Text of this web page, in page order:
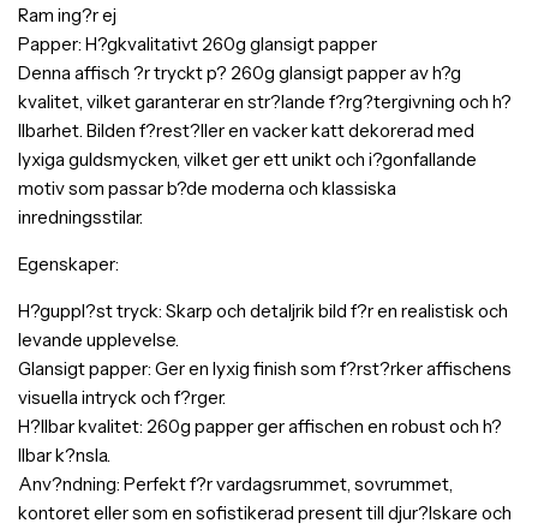
Ram ing?r ej
Papper: H?gkvalitativt 260g glansigt papper
Denna affisch ?r tryckt p? 260g glansigt papper av h?g
kvalitet, vilket garanterar en str?lande f?rg?tergivning och h?
llbarhet. Bilden f?rest?ller en vacker katt dekorerad med
lyxiga guldsmycken, vilket ger ett unikt och i?gonfallande
motiv som passar b?de moderna och klassiska
inredningsstilar.
Egenskaper:
H?guppl?st tryck: Skarp och detaljrik bild f?r en realistisk och
levande upplevelse.
Glansigt papper: Ger en lyxig finish som f?rst?rker affischens
visuella intryck och f?rger.
H?llbar kvalitet: 260g papper ger affischen en robust och h?
llbar k?nsla.
Anv?ndning: Perfekt f?r vardagsrummet, sovrummet,
kontoret eller som en sofistikerad present till djur?lskare och